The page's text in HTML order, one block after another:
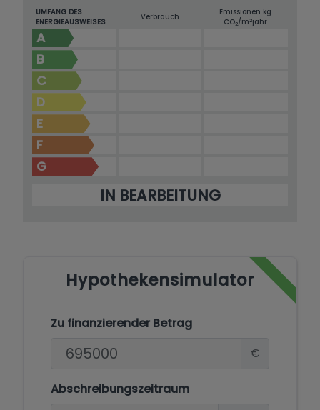
UMFANG DES
ENERGIEAUSWEISES
Verbrauch
Emissionen kg
CO2/m2jahr
A
B
C
D
E
F
G
IN BEARBEITUNG
Hypothekensimulator
Zu finanzierender Betrag
€
Abschreibungszeitraum